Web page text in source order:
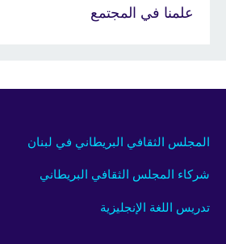
علمنا في المجتمع
المجلس الثقافي البريطاني في لبنان
شركاء المجلس الثقافي البريطاني
تدريس اللغة الإنجليزية